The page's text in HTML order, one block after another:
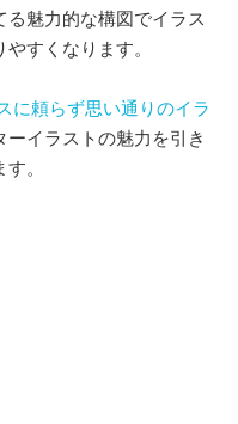
魅力的な構図でイラス
すくなります。
に頼らず思い通りのイラ
ーイラストの魅力を引き
。